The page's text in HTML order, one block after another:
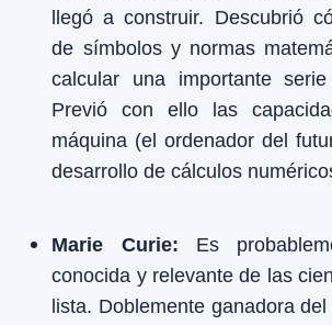
llegó a construir. Descubrió
de símbolos y normas
calcular una importante
Previó con ello las
máquina (el ordenador del
desarrollo de cálculos
Marie Curie: Es
conocida y relevante de las
lista. Doblemente ganadora